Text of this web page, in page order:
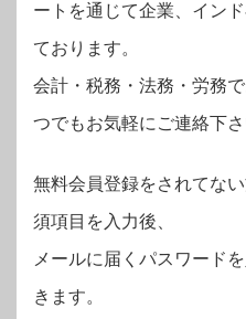
ートを通じて企業、イン
ております。
会計・税務・法務・労務
つでもお気軽にご連絡下さ
無料会員登録をされてな
須項目を入力後、
メールに届くパスワード
きます。